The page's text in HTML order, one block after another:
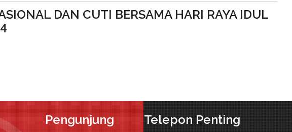
DAN CUTI BERSAMA HARI RAYA IDUL
Pengunjung Telepon Penting